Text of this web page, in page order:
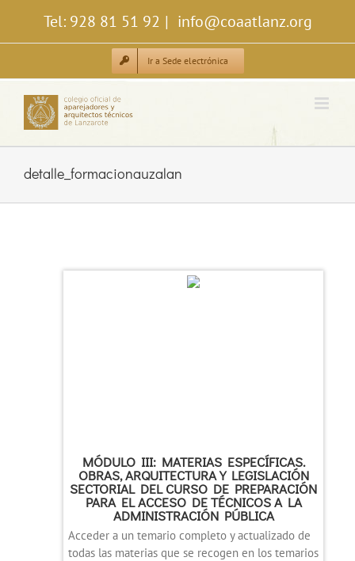
contenido
Tel: 928 81 51 92 | info@coaatlanz.org
Ir a Sede electrónica
detalle_formacionauzalan
MÓDULO III: MATERIAS ESPECÍFICAS.
OBRAS, ARQUITECTURA Y LEGISLACIÓN
SECTORIAL DEL CURSO DE PREPARACIÓN
PARA EL ACCESO DE TÉCNICOS A LA
ADMINISTRACIÓN PÚBLICA
Acceder a un temario completo y actualizado de
todas las materias que se recogen en los temarios